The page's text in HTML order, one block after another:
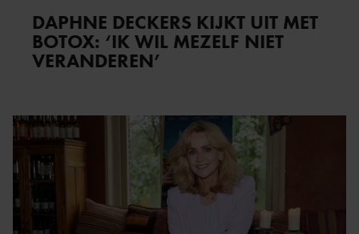
DAPHNE DECKERS KIJKT UIT MET
BOTOX: ‘IK WIL MEZELF NIET
VERANDEREN’